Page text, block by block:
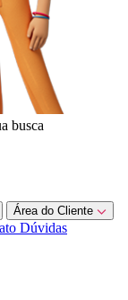
busca
Área do Cliente
Dúvidas